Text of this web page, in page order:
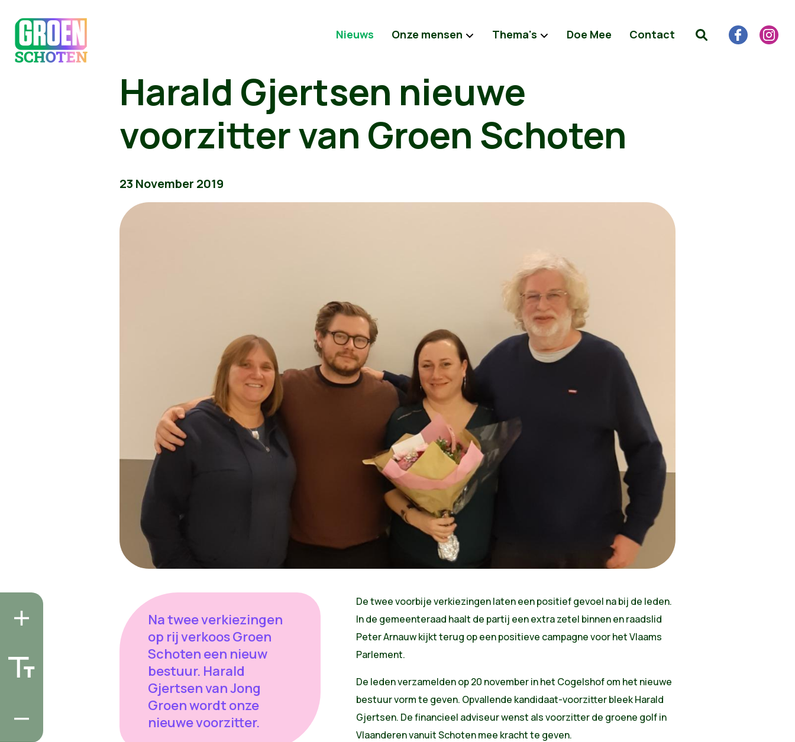
Nieuws Onze mensen Thema's Doe Mee Contact
Harald Gjertsen nieuwe
voorzitter van Groen Schoten
23 November 2019
Na twee verkiezingen
op rij verkoos Groen
Schoten een nieuw
bestuur. Harald
Gjertsen van Jong
Groen wordt onze
nieuwe voorzitter.
De twee voorbije verkiezingen laten een positief gevoel na bij de leden.
In de gemeenteraad haalt de partij een extra zetel binnen en raadslid
Peter Arnauw kijkt terug op een positieve campagne voor het Vlaams
Parlement.
De leden verzamelden op 20 november in het Cogelshof om het nieuwe
bestuur vorm te geven. Opvallende kandidaat-voorzitter bleek Harald
Gjertsen. De financieel adviseur wenst als voorzitter de groene golf in
Vlaanderen vanuit Schoten mee kracht te geven.